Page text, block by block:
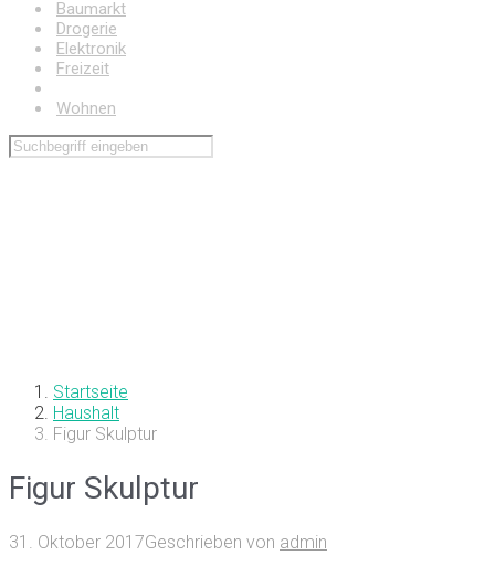
Baumarkt
Drogerie
Elektronik
Freizeit
Wohnen
Startseite
Haushalt
Figur Skulptur
Figur Skulptur
31. Oktober 2017Geschrieben von admin